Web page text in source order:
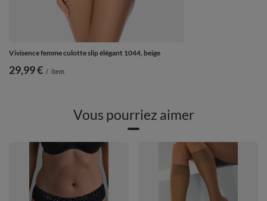
Vivisence femme culotte slip élégant 1044, beige
29,99 € / item
Vous pourriez aimer